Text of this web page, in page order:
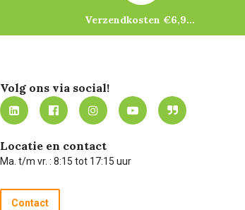
Verzendkosten €6,95 – gratis bij je eerste bestelling vanaf €200
Volg ons via social!
Locatie en contact
Ma. t/m vr. : 8:15 tot 17:15 uur
Contact